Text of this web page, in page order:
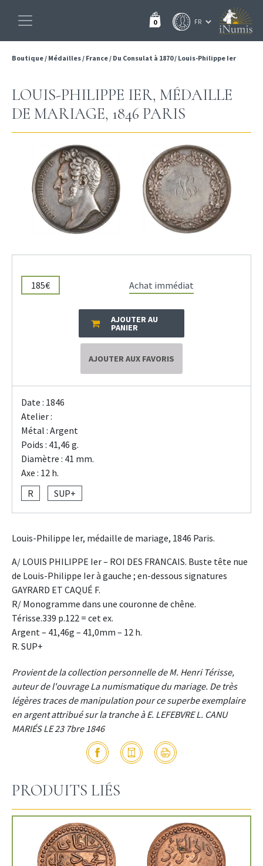
0
Boutique/ Médailles/ France/ Du Consulat à 1870/ Louis-Philippe Ier
LOUIS-PHILIPPE IER, MÉDAILLE
DE MARIAGE, 1846 PARIS
185€ Achat immédiat
AJOUTER AU
PANIER
AJOUTER AUX FAVORIS
Date : 1846
Atelier :
Métal : Argent
Poids : 41,46 g.
Diamètre : 41 mm.
Axe : 12 h.
R
SUP+
Louis-Philippe Ier, médaille de mariage, 1846 Paris.
A/ LOUIS PHILIPPE Ier – ROI DES FRANCAIS. Buste tête nue
de Louis-Philippe Ier à gauche ; en-dessous signatures
GAYRARD ET CAQUÉ F.
R/ Monogramme dans une couronne de chêne.
Térisse.339 p.122 = cet ex.
Argent – 41,46g – 41,0mm – 12 h.
R. SUP+
Provient de la collection personnelle de M. Henri Térisse,
auteur de l'ouvrage La numismatique du mariage. De très
légères traces de manipulation pour ce superbe exemplaire
en argent attribué sur la tranche à E. LEFEBVRE L. CANU
MARIÉS LE 23 7bre 1846
PRODUITS LIÉS